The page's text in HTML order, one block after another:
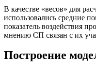
В качестве «весов» для
использовались средние
показатель воздействия
мнению СП связан с их
Построение